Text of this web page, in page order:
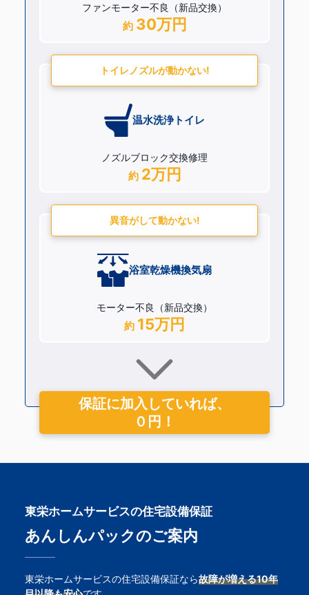
ファンモーター不良（新品交換）
約 30万円
トイレノズルが動かない!
温水洗浄トイレ
ノズルブロック交換修理
約 2万円
異音がして動かない!
浴室乾燥機換気扇
モーター不良（新品交換）
約 15万円
保証に加入していれば、
０円！
東栄ホームサービスの住宅設備保証
あんしんパックのご案内
東栄ホームサービスの住宅設備保証なら故障が増える10年